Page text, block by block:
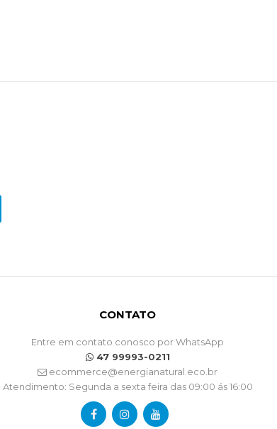
CONTATO
Entre em contato conosco por WhatsApp
47 99993-0211
ecommerce@energianatural.eco.br
Atendimento: Segunda a sexta feira das 09:00 ás 16:00